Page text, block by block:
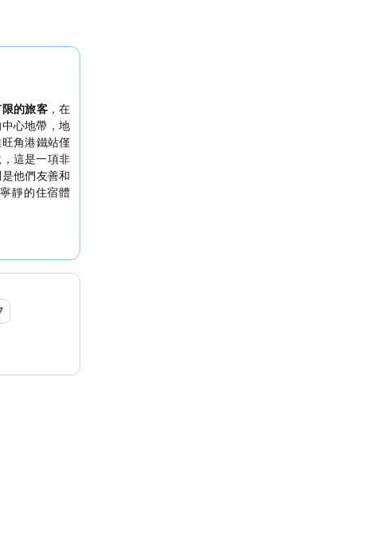
的旅客，在
心地帶，地
角港鐵站僅
，這是一項非
他們友善和
靜的住宿體